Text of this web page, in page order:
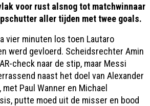
voor rust alsnog tot matchwinnaar
aller tijden met twee goals.
vier minuten los toen Lautaro
werd gevloerd. Scheidsrechter Amin
check naar de stip, maar Messi
naast het doel van Alexander
Paul Wanner en Michael
putte moed uit de misser en bood